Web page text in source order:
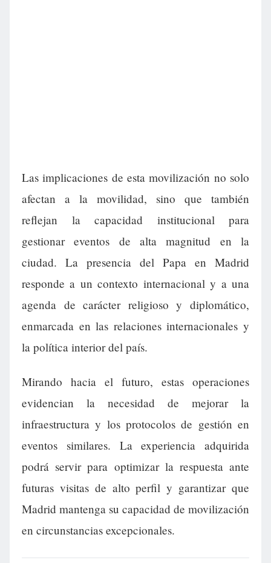
Las implicaciones de esta movilización no solo
afectan a la movilidad, sino que también
reflejan la capacidad institucional para
gestionar eventos de alta magnitud en la
ciudad. La presencia del Papa en Madrid
responde a un contexto internacional y a una
agenda de carácter religioso y diplomático,
enmarcada en las relaciones internacionales y
la política interior del país.
Mirando hacia el futuro, estas operaciones
evidencian la necesidad de mejorar la
infraestructura y los protocolos de gestión en
eventos similares. La experiencia adquirida
podrá servir para optimizar la respuesta ante
futuras visitas de alto perfil y garantizar que
Madrid mantenga su capacidad de movilización
en circunstancias excepcionales.